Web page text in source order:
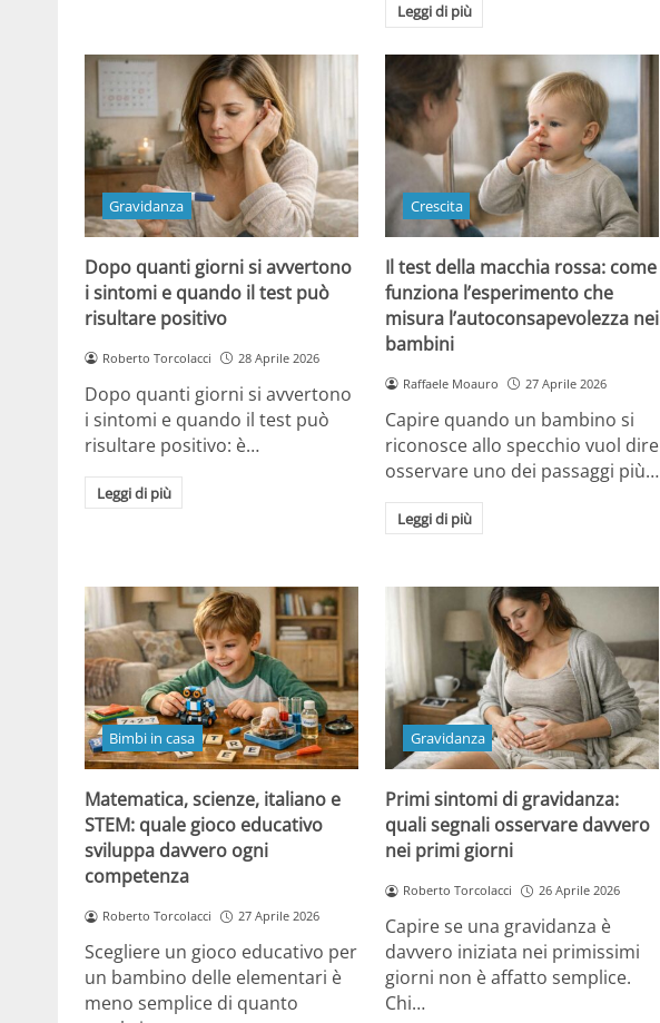
Leggi di più
Gravidanza
Dopo quanti giorni si avvertono
i sintomi e quando il test può
risultare positivo
Roberto Torcolacci 28 Aprile 2026
Dopo quanti giorni si avvertono
i sintomi e quando il test può
risultare positivo: è…
Leggi di più
Crescita
Il test della macchia rossa: come
funziona l’esperimento che
misura l’autoconsapevolezza nei
bambini
Raffaele Moauro 27 Aprile 2026
Capire quando un bambino si
riconosce allo specchio vuol dire
osservare uno dei passaggi più…
Leggi di più
Bimbi in casa
Matematica, scienze, italiano e
STEM: quale gioco educativo
sviluppa davvero ogni
competenza
Roberto Torcolacci 27 Aprile 2026
Scegliere un gioco educativo per
un bambino delle elementari è
meno semplice di quanto
Gravidanza
Primi sintomi di gravidanza:
quali segnali osservare davvero
nei primi giorni
Roberto Torcolacci 26 Aprile 2026
Capire se una gravidanza è
davvero iniziata nei primissimi
giorni non è affatto semplice.
Chi…